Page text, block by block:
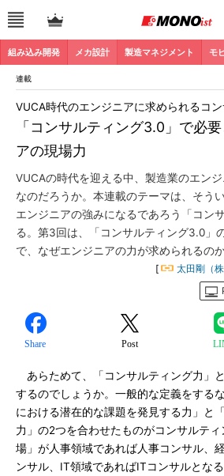
組み込み開発 メカ設計 製造マネジメント モ
連載
「コンサルティング3.0」で必
アの現場力
VUCA時代のエンジニアに求められるコン
VUCAの時代を迎える中、製造業のエン
なのだろうか。本連載のテーマは、そう
エンジニアの強みになるであろう「コン
る。第3回は、「コンサルティング3.0」
で、なぜエンジニアの力が求められるの
[ 太田剛（
Share Post
あらためて、「コンサルティング力」
するのでしょうか。一般的な定義をする
における潜在的な課題を発見する力」と
力」の2つを合わせたものがコンサルテ
場」が人事領域であれば人事コンサル、
ンサル、IT領域であればITコンサルとなる